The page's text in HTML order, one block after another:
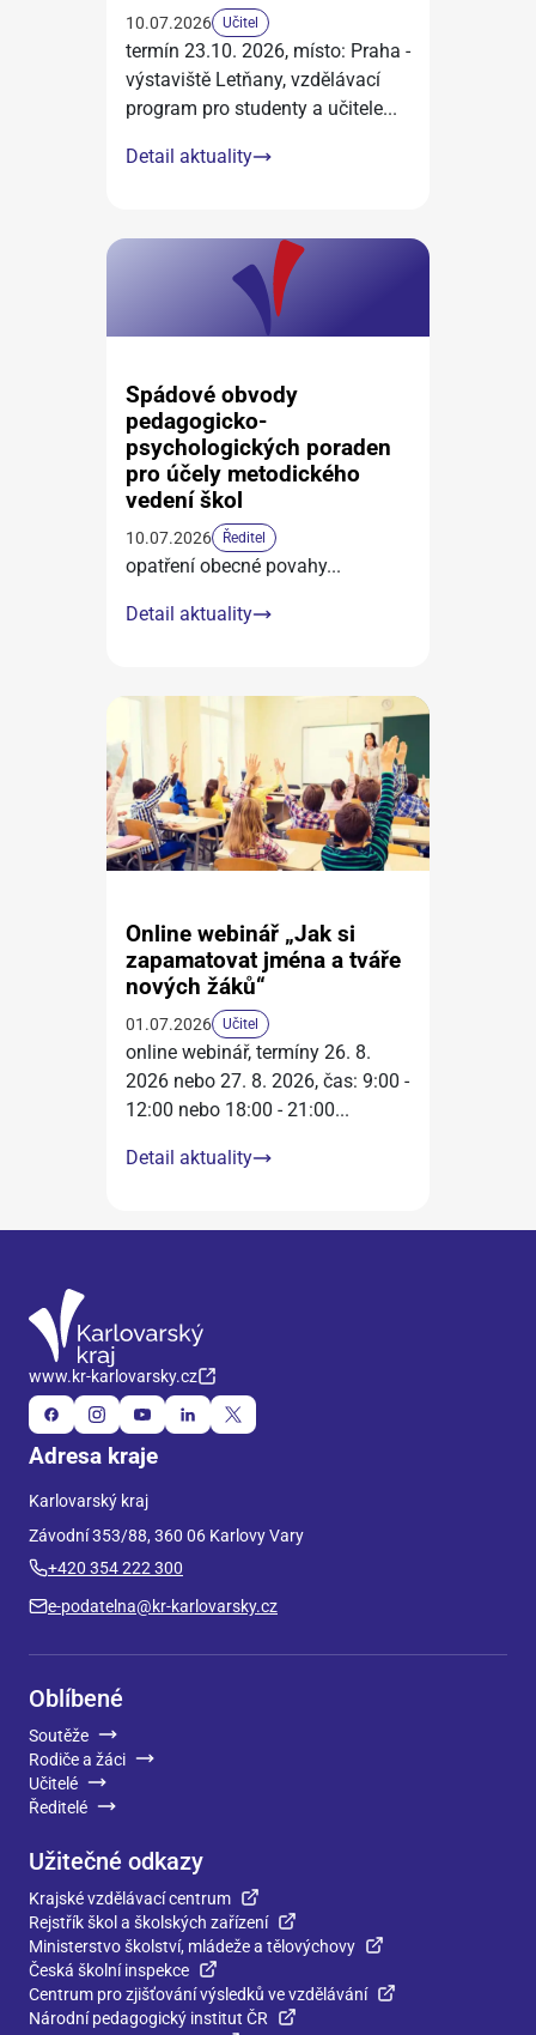
10.07.2026 Učitel
termín 23.10. 2026, místo: Praha -
výstaviště Letňany, vzdělávací
program pro studenty a učitele...
Detail aktuality
Spádové obvody
pedagogicko-
psychologických poraden
pro účely metodického
vedení škol
10.07.2026 Ředitel
opatření obecné povahy...
Detail aktuality
Online webinář „Jak si
zapamatovat jména a tváře
nových žáků“
01.07.2026 Učitel
online webinář, termíny 26. 8.
2026 nebo 27. 8. 2026, čas: 9:00 -
12:00 nebo 18:00 - 21:00...
Detail aktuality
www.kr-karlovarsky.cz
Adresa kraje
Karlovarský kraj
Závodní 353/88, 360 06 Karlovy Vary
+420 354 222 300
e-podatelna@kr-karlovarsky.cz
Oblíbené
Soutěže
Rodiče a žáci
Učitelé
Ředitelé
Užitečné odkazy
Krajské vzdělávací centrum
Rejstřík škol a školských zařízení
Ministerstvo školství, mládeže a tělovýchovy
Česká školní inspekce
Centrum pro zjišťování výsledků ve vzdělávání
Národní pedagogický institut ČR